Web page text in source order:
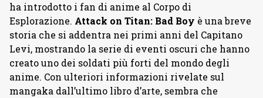
ha introdotto i fan di anime al Corpo di
Esplorazione. Attack on Titan: Bad Boy è una breve
storia che si addentra nei primi anni del Capitano
Levi, mostrando la serie di eventi oscuri che hanno
creato uno dei soldati più forti del mondo degli
anime. Con ulteriori informazioni rivelate sul
mangaka dall’ultimo libro d’arte, sembra che